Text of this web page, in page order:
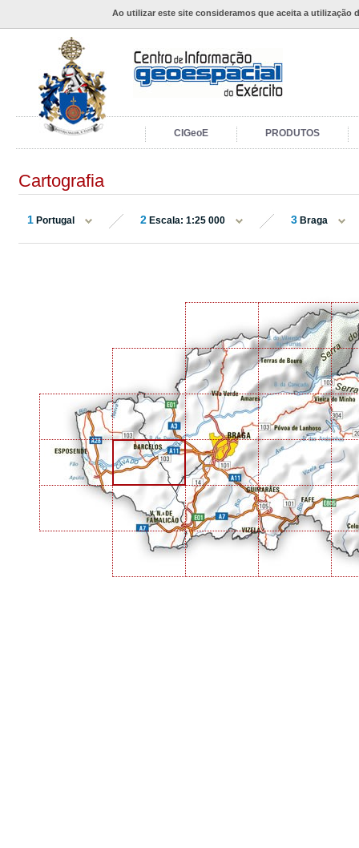
Ao utilizar este site consideramos que aceita a utilização
CIGeoE PRODUTOS
Cartografia
1 Portugal 2 Escala: 1:25 000 3 Braga